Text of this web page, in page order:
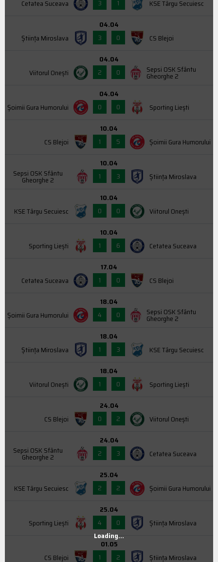
Cetatea Suceava
3
1 KSE Târgu Secuiesc
Știința Miroslava
04.04
3
0 CS Blejoi
Viitorul Onești
04.04
2
0 Sepsi OSK Sfântu
Gheorghe 2
Şoimii Gura Humorului
04.04
0
0 Sporting Liești
CS Blejoi
10.04
1
5 Şoimii Gura Humorului
Sepsi OSK Sfântu
Gheorghe 2
10.04
1
3 Știința Miroslava
KSE Târgu Secuiesc
10.04
0
0 Viitorul Onești
Sporting Liești
10.04
1
6 Cetatea Suceava
Cetatea Suceava
17.04
1
0 CS Blejoi
Şoimii Gura Humorului
18.04
4
0 Sepsi OSK Sfântu
Gheorghe 2
Știința Miroslava
18.04
1
3 KSE Târgu Secuiesc
Viitorul Onești
18.04
1
0 Sporting Liești
CS Blejoi
24.04
0
2 Viitorul Onești
Sepsi OSK Sfântu
Gheorghe 2
24.04
2
3 Cetatea Suceava
KSE Târgu Secuiesc
25.04
2
2 Şoimii Gura Humorului
Sporting Liești
25.04
4
0 Știința Miroslava
CS Blejoi
01.05
1
2 Știința Miroslava
Loading...